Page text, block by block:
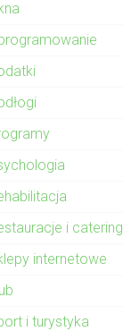
i catering
internetowe
i turystyka